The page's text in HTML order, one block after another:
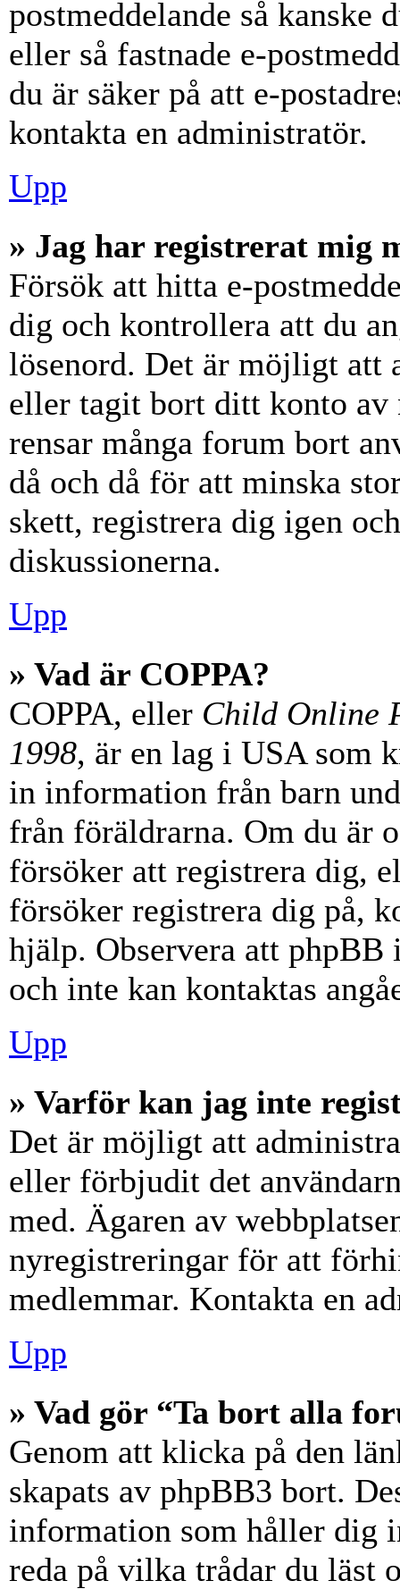
postmeddelande så kanske
eller så fastnade e-
du är säker på att e-
kontakta en administratör.
Upp
» Jag har registrerat mig
Försök att hitta e-
dig och kontrollera att du
lösenord. Det är möjligt att
eller tagit bort ditt konto av
rensar många forum bort
då och då för att minska
skett, registrera dig igen
diskussionerna.
Upp
» Vad är COPPA?
COPPA, eller Child Online
1998, är en lag i USA som
in information från barn
från föräldrarna. Om du är
försöker att registrera dig,
försöker registrera dig på,
hjälp. Observera att
och inte kan kontaktas
Upp
» Varför kan jag inte
Det är möjligt att
eller förbjudit det
med. Ägaren av
nyregistreringar för att
medlemmar. Kontakta en
Upp
» Vad gör “Ta bort alla
Genom att klicka på den
skapats av phpBB3 bort.
information som håller dig
reda på vilka trådar du läst